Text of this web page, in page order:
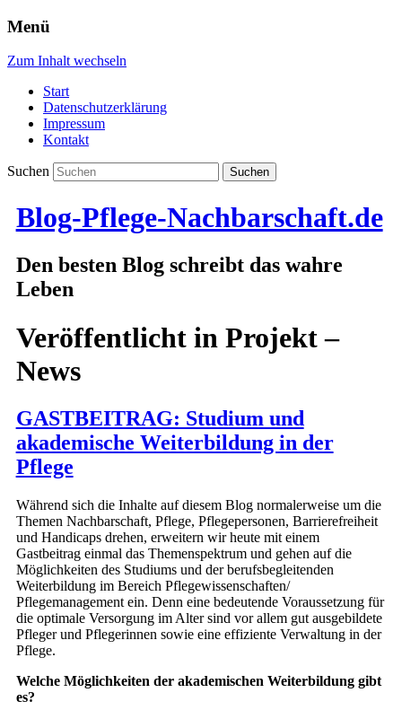
Menü
Zum Inhalt wechseln
Start
Datenschutzerklärung
Impressum
Kontakt
Suchen
Blog-Pflege-Nachbarschaft.de
Den besten Blog schreibt das wahre
Leben
Veröffentlicht in Projekt –
News
GASTBEITRAG: Studium und
akademische Weiterbildung in der
Pflege
Während sich die Inhalte auf diesem Blog normalerweise um die
Themen Nachbarschaft, Pflege, Pflegepersonen, Barrierefreiheit
und Handicaps drehen, erweitern wir heute mit einem
Gastbeitrag einmal das Themenspektrum und gehen auf die
Möglichkeiten des Studiums und der berufsbegleitenden
Weiterbildung im Bereich Pflegewissenschaften/
Pflegemanagement ein. Denn eine bedeutende Voraussetzung für
die optimale Versorgung im Alter sind vor allem gut ausgebildete
Pfleger und Pflegerinnen sowie eine effiziente Verwaltung in der
Pflege.
Welche Möglichkeiten der akademischen Weiterbildung gibt
es?